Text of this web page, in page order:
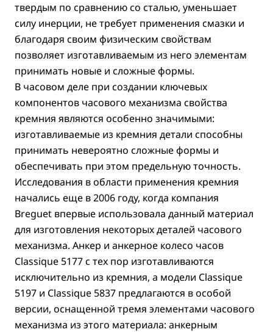
твердым по сравнению со сталью, уменьшает
силу инерции, не требует применения смазки и
благодаря своим физическим свойствам
позволяет изготавливаемым из него элементам
принимать новые и сложные формы.
В часовом деле при создании ключевых
компонентов часового механизма свойства
кремния являются особенно значимыми:
изготавливаемые из кремния детали способны
принимать невероятно сложные формы и
обеспечивать при этом предельную точность.
Исследования в области применения кремния
начались еще в 2006 году, когда компания
Breguet впервые использовала данный материал
для изготовления некоторых деталей часового
механизма. Анкер и анкерное колесо часов
Classique 5177 с тех пор изготавливаются
исключительно из кремния, а модели Classique
5197 и Classique 5837 предлагаются в особой
версии, оснащенной тремя элементами часового
механизма из этого материала: анкерным